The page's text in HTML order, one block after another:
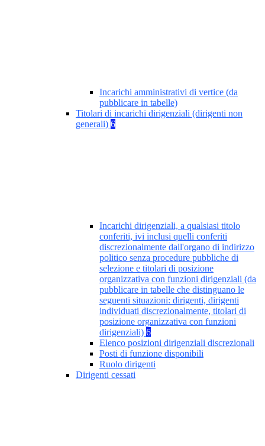
Incarichi amministrativi di vertice (da
pubblicare in tabelle)
Titolari di incarichi dirigenziali (dirigenti non
generali) 6
Incarichi dirigenziali, a qualsiasi titolo
conferiti, ivi inclusi quelli conferiti
discrezionalmente dall'organo di indirizzo
politico senza procedure pubbliche di
selezione e titolari di posizione
organizzativa con funzioni dirigenziali (da
pubblicare in tabelle che distinguano le
seguenti situazioni: dirigenti, dirigenti
individuati discrezionalmente, titolari di
posizione organizzativa con funzioni
dirigenziali) 6
Elenco posizioni dirigenziali discrezionali
Posti di funzione disponibili
Ruolo dirigenti
Dirigenti cessati